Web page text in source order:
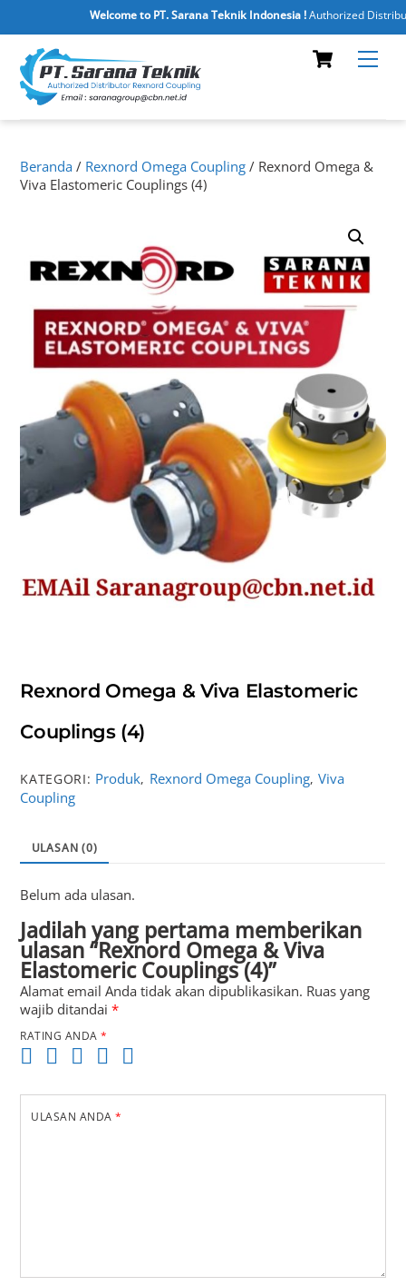
Welcome to PT. Sarana Teknik Indonesia !Authorized Distributor
content
Cart
Beranda / Rexnord Omega Coupling / Rexnord Omega &
Viva Elastomeric Couplings (4)
Rexnord Omega & Viva Elastomeric
Couplings (4)
KATEGORI: Produk, Rexnord Omega Coupling, Viva
Coupling
ULASAN (0)
Belum ada ulasan.
Jadilah yang pertama memberikan
ulasan “Rexnord Omega & Viva
Elastomeric Couplings (4)”
Alamat email Anda tidak akan dipublikasikan. Ruas yang
wajib ditandai*
RATING ANDA*
ULASAN ANDA*